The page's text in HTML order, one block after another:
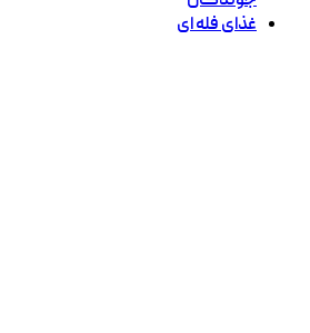
غذای فله ای